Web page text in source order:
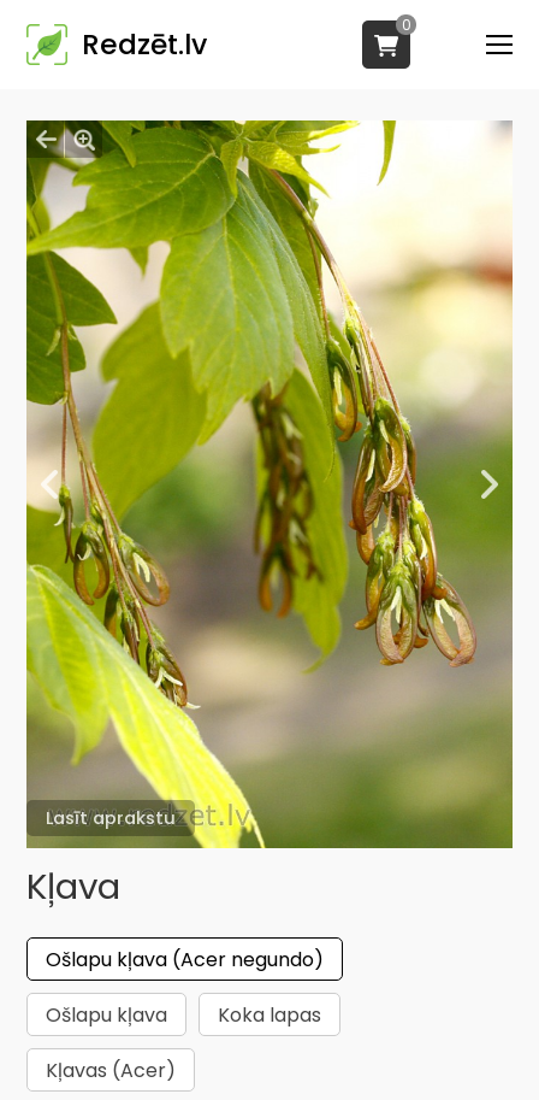
Redzēt.lv
0
Lasīt aprakstu
Kļava
Ošlapu kļava (Acer negundo)
Ošlapu kļava
Koka lapas
Kļavas (Acer)